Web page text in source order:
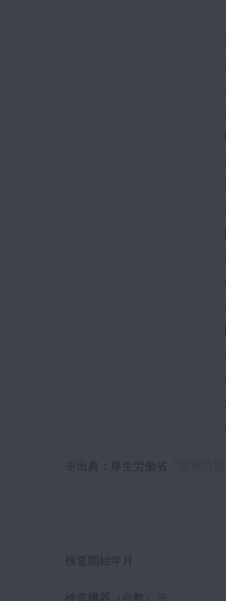
※出典：厚生労働省「
検査開始年月
検査機器（台数）※